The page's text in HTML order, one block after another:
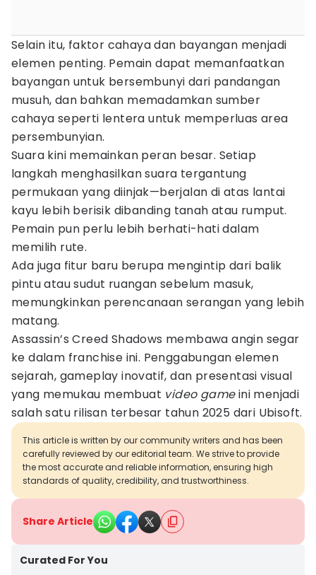
Selain itu, faktor cahaya dan bayangan menjadi
elemen penting. Pemain dapat memanfaatkan
bayangan untuk bersembunyi dari pandangan
musuh, dan bahkan memadamkan sumber
cahaya seperti lentera untuk memperluas area
persembunyian.
Suara kini memainkan peran besar. Setiap
langkah menghasilkan suara tergantung
permukaan yang diinjak—berjalan di atas lantai
kayu lebih berisik dibanding tanah atau rumput.
Pemain pun perlu lebih berhati-hati dalam
memilih rute.
Ada juga fitur baru berupa mengintip dari balik
pintu atau sudut ruangan sebelum masuk,
memungkinkan perencanaan serangan yang lebih
matang.
Assassin’s Creed Shadows membawa angin segar
ke dalam franchise ini. Penggabungan elemen
sejarah, gameplay inovatif, dan presentasi visual
yang memukau membuat video gameini menjadi
salah satu rilisan terbesar tahun 2025 dari Ubisoft.
This article is written by our community writers and has been
carefully reviewed by our editorial team. We strive to provide
the most accurate and reliable information, ensuring high
standards of quality, credibility, and trustworthiness.
Share Article
Curated For You